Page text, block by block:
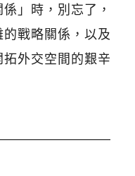
」時，別忘了，
戰略關係，以及
外交空間的艱辛